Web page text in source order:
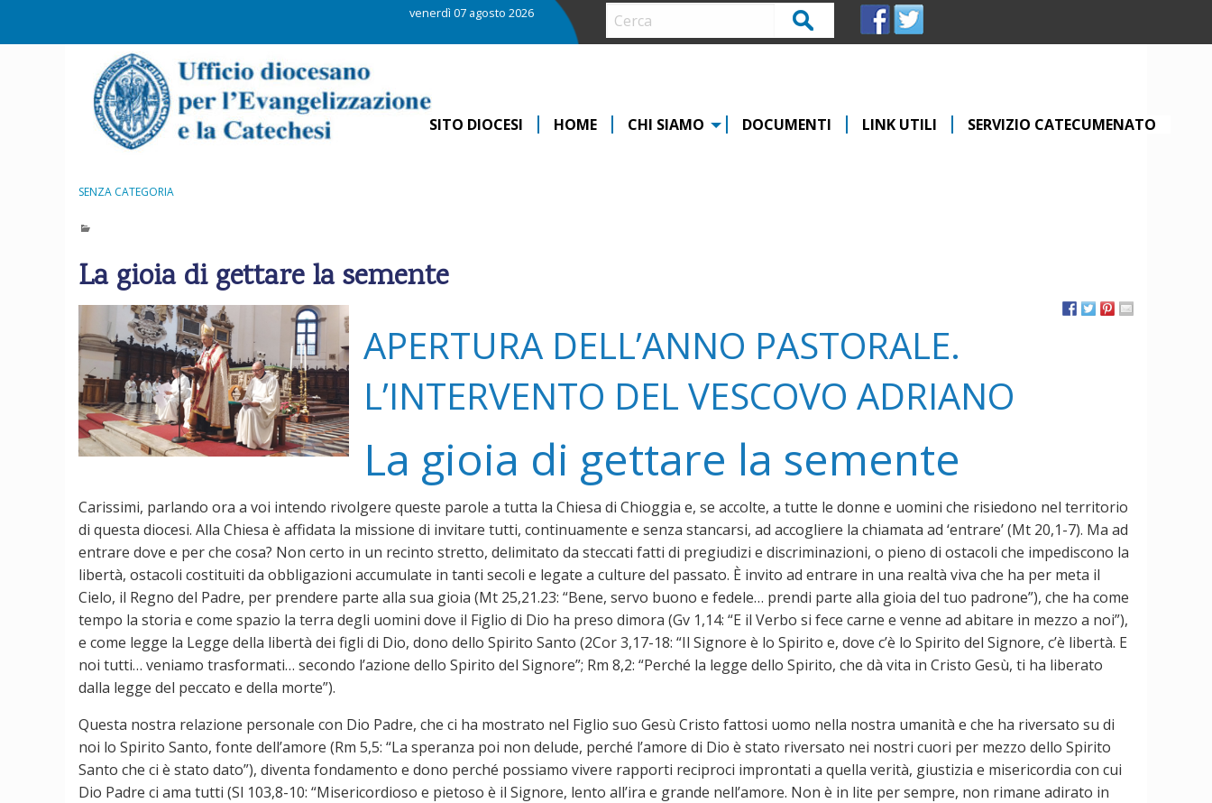
venerdì 07 agosto 2026 Cerca
SITO DIOCESI HOME CHI SIAMO DOCUMENTI LINK UTILI SERVIZIO CATECUMENATO
SENZA CATEGORIA
La gioia di gettare la semente
APERTURA DELL’ANNO PASTORALE.
L’INTERVENTO DEL VESCOVO ADRIANO
La gioia di gettare la semente
Carissimi, parlando ora a voi intendo rivolgere queste parole a tutta la Chiesa di Chioggia e, se accolte, a tutte le donne e uomini che risiedono nel territorio
di questa diocesi. Alla Chiesa è affidata la missione di invitare tutti, continuamente e senza stancarsi, ad accogliere la chiamata ad ‘entrare’ (Mt 20,1-7). Ma ad
entrare dove e per che cosa? Non certo in un recinto stretto, delimitato da steccati fatti di pregiudizi e discriminazioni, o pieno di ostacoli che impediscono la
libertà, ostacoli costituiti da obbligazioni accumulate in tanti secoli e legate a culture del passato. È invito ad entrare in una realtà viva che ha per meta il
Cielo, il Regno del Padre, per prendere parte alla sua gioia (Mt 25,21.23: “Bene, servo buono e fedele… prendi parte alla gioia del tuo padrone”), che ha come
tempo la storia e come spazio la terra degli uomini dove il Figlio di Dio ha preso dimora (Gv 1,14: “E il Verbo si fece carne e venne ad abitare in mezzo a noi”),
e come legge la Legge della libertà dei figli di Dio, dono dello Spirito Santo (2Cor 3,17-18: “Il Signore è lo Spirito e, dove c’è lo Spirito del Signore, c’è libertà. E
noi tutti… veniamo trasformati… secondo l’azione dello Spirito del Signore”; Rm 8,2: “Perché la legge dello Spirito, che dà vita in Cristo Gesù, ti ha liberato
dalla legge del peccato e della morte”).
Questa nostra relazione personale con Dio Padre, che ci ha mostrato nel Figlio suo Gesù Cristo fattosi uomo nella nostra umanità e che ha riversato su di
noi lo Spirito Santo, fonte dell’amore (Rm 5,5: “La speranza poi non delude, perché l’amore di Dio è stato riversato nei nostri cuori per mezzo dello Spirito
Santo che ci è stato dato”), diventa fondamento e dono perché possiamo vivere rapporti reciproci improntati a quella verità, giustizia e misericordia con cui
Dio Padre ci ama tutti (Sl 103,8-10: “Misericordioso e pietoso è il Signore, lento all’ira e grande nell’amore. Non è in lite per sempre, non rimane adirato in